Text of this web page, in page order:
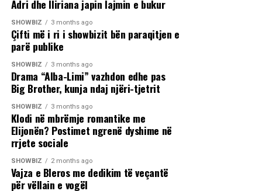
Adri dhe Iliriana japin lajmin e bukur
SHOWBIZ 3 months ago
Çifti më i ri i showbizit bën paraqitjen e
parë publike
SHOWBIZ 3 months ago
Drama “Alba-Limi” vazhdon edhe pas
Big Brother, kunja ndaj njëri-tjetrit
SHOWBIZ 3 months ago
Klodi në mbrëmje romantike me
Elijonën? Postimet ngrenë dyshime në
rrjete sociale
SHOWBIZ 2 months ago
Vajza e Bleros me dedikim të veçantë
për vëllain e vogël